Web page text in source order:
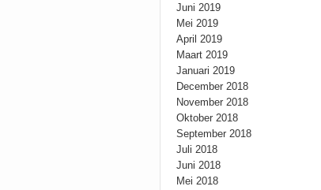
Juni 2019
Mei 2019
April 2019
Maart 2019
Januari 2019
December 2018
November 2018
Oktober 2018
September 2018
Juli 2018
Juni 2018
Mei 2018